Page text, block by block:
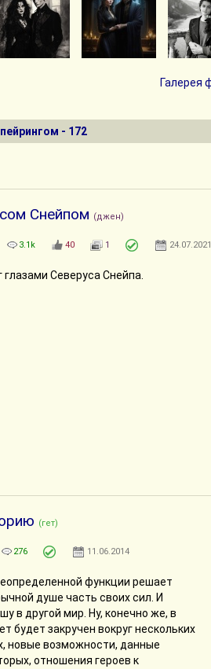
Галерея
- 172
Снейпом (джен)
3.1k 40 1 24.07.2021
Северуса Снейпа.
(гет)
276 11.06.2014
функции решает
душе часть своих сил. И
в другой мир. Ну, конечно же, в
будет закручен вокруг нескольких
новые возможности, данные
отношения героев к